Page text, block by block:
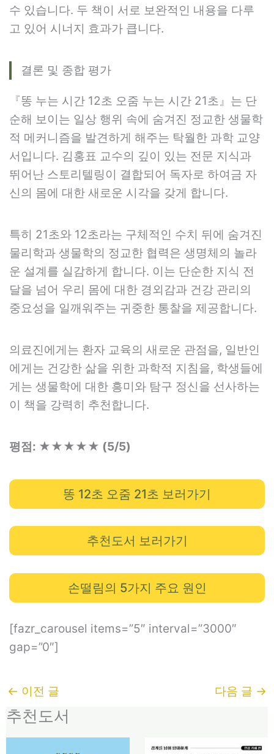
수 있습니다. 두 책이 서로 보완적인 내용을 다루
고 있어 시너지 효과가 큽니다.
결론 및 종합 평가
『똥 누는 시간 12초 오줌 누는 시간 21초』는 단
순해 보이는 일상 행위 속에 숨겨진 정교한 생물학
적 메커니즘을 발견하게 해주는 탁월한 과학 교양
서입니다. 김홍표 교수의 깊이 있는 전문 지식과
뛰어난 스토리텔링이 결합되어 독자로 하여금 자
신의 몸에 대한 새로운 시각을 갖게 합니다.
특히 21초와 12초라는 구체적인 수치 뒤에 숨겨진
물리학과 생물학의 정교한 협력은 생명체의 놀라
운 설계를 실감하게 합니다. 이는 단순한 지식 전
달을 넘어 우리 몸에 대한 경외감과 건강 관리의
중요성을 일깨워주는 귀중한 통찰을 제공합니다.
의료진에게는 환자 교육의 새로운 관점을, 일반인
에게는 건강한 삶을 위한 과학적 지침을, 학생들에
게는 생물학에 대한 흥미와 탐구 정신을 선사하는
이 책을 강력히 추천합니다.
평점: ★★★★★ (5/5)
똥 12초 오줌 21초 보러가기
추천도서 보러가기
손떨림의 5가지 주요 원인
[fazr_carousel items=”5″ interval=”3000″
gap=”0″]
← 이전 글 다음 글 →
추천도서